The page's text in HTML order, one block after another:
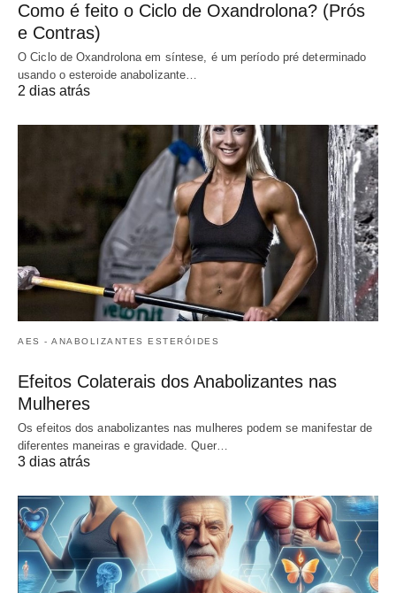
Como é feito o Ciclo de Oxandrolona? (Prós
e Contras)
O Ciclo de Oxandrolona em síntese, é um período pré determinado
usando o esteroide anabolizante…
2 dias atrás
AES - ANABOLIZANTES ESTERÓIDES
Efeitos Colaterais dos Anabolizantes nas
Mulheres
Os efeitos dos anabolizantes nas mulheres podem se manifestar de
diferentes maneiras e gravidade. Quer…
3 dias atrás